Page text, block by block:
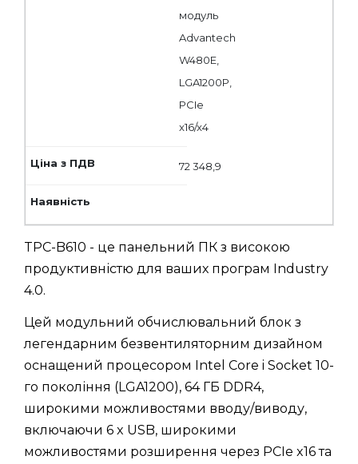
модуль
Advantech
W480E,
LGA1200P,
PCIe
x16/x4
72 348,9
TPC-B610 - це панельний ПК з високою
продуктивністю для ваших програм Industry
4.0.
Цей модульний обчислювальний блок з
легендарним безвентиляторним дизайном
оснащений процесором Intel Core i Socket 10-
го покоління (LGA1200), 64 ГБ DDR4,
широкими можливостями вводу/виводу,
включаючи 6 x USB, широкими
можливостями розширення через PCIe x16 та